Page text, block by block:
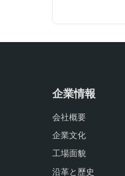
企業情報
会社概要
企業文化
工場面貌
沿革と歷史